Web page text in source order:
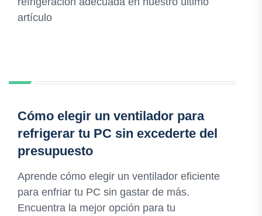
artículo
Cómo elegir un ventilador para
refrigerar tu PC sin excederte del
presupuesto
Aprende cómo elegir un ventilador eficiente
para enfriar tu PC sin gastar de más.
Encuentra la mejor opción para tu